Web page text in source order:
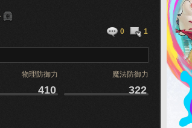
0 1
物理防御力 魔法防御力
410 322